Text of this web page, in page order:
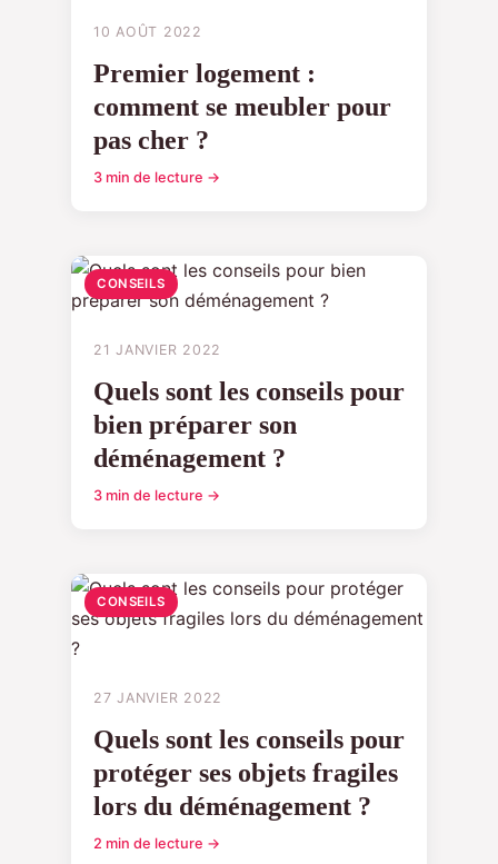
10 AOÛT 2022
Premier logement :
comment se meubler pour
pas cher ?
3 min de lecture →
CONSEILS
21 JANVIER 2022
Quels sont les conseils pour
bien préparer son
déménagement ?
3 min de lecture →
CONSEILS
27 JANVIER 2022
Quels sont les conseils pour
protéger ses objets fragiles
lors du déménagement ?
2 min de lecture →